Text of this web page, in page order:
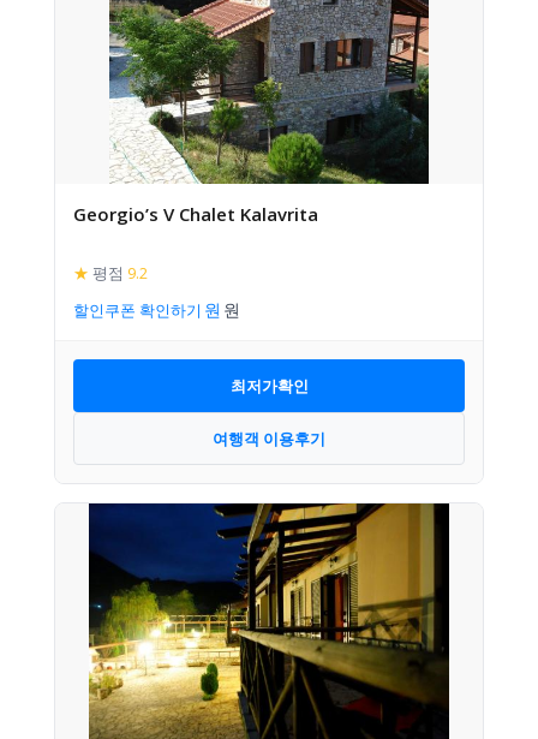
Georgio’s V Chalet Kalavrita
★ 평점 9.2
할인쿠폰 확인하기
최저가확인
여행객 이용후기